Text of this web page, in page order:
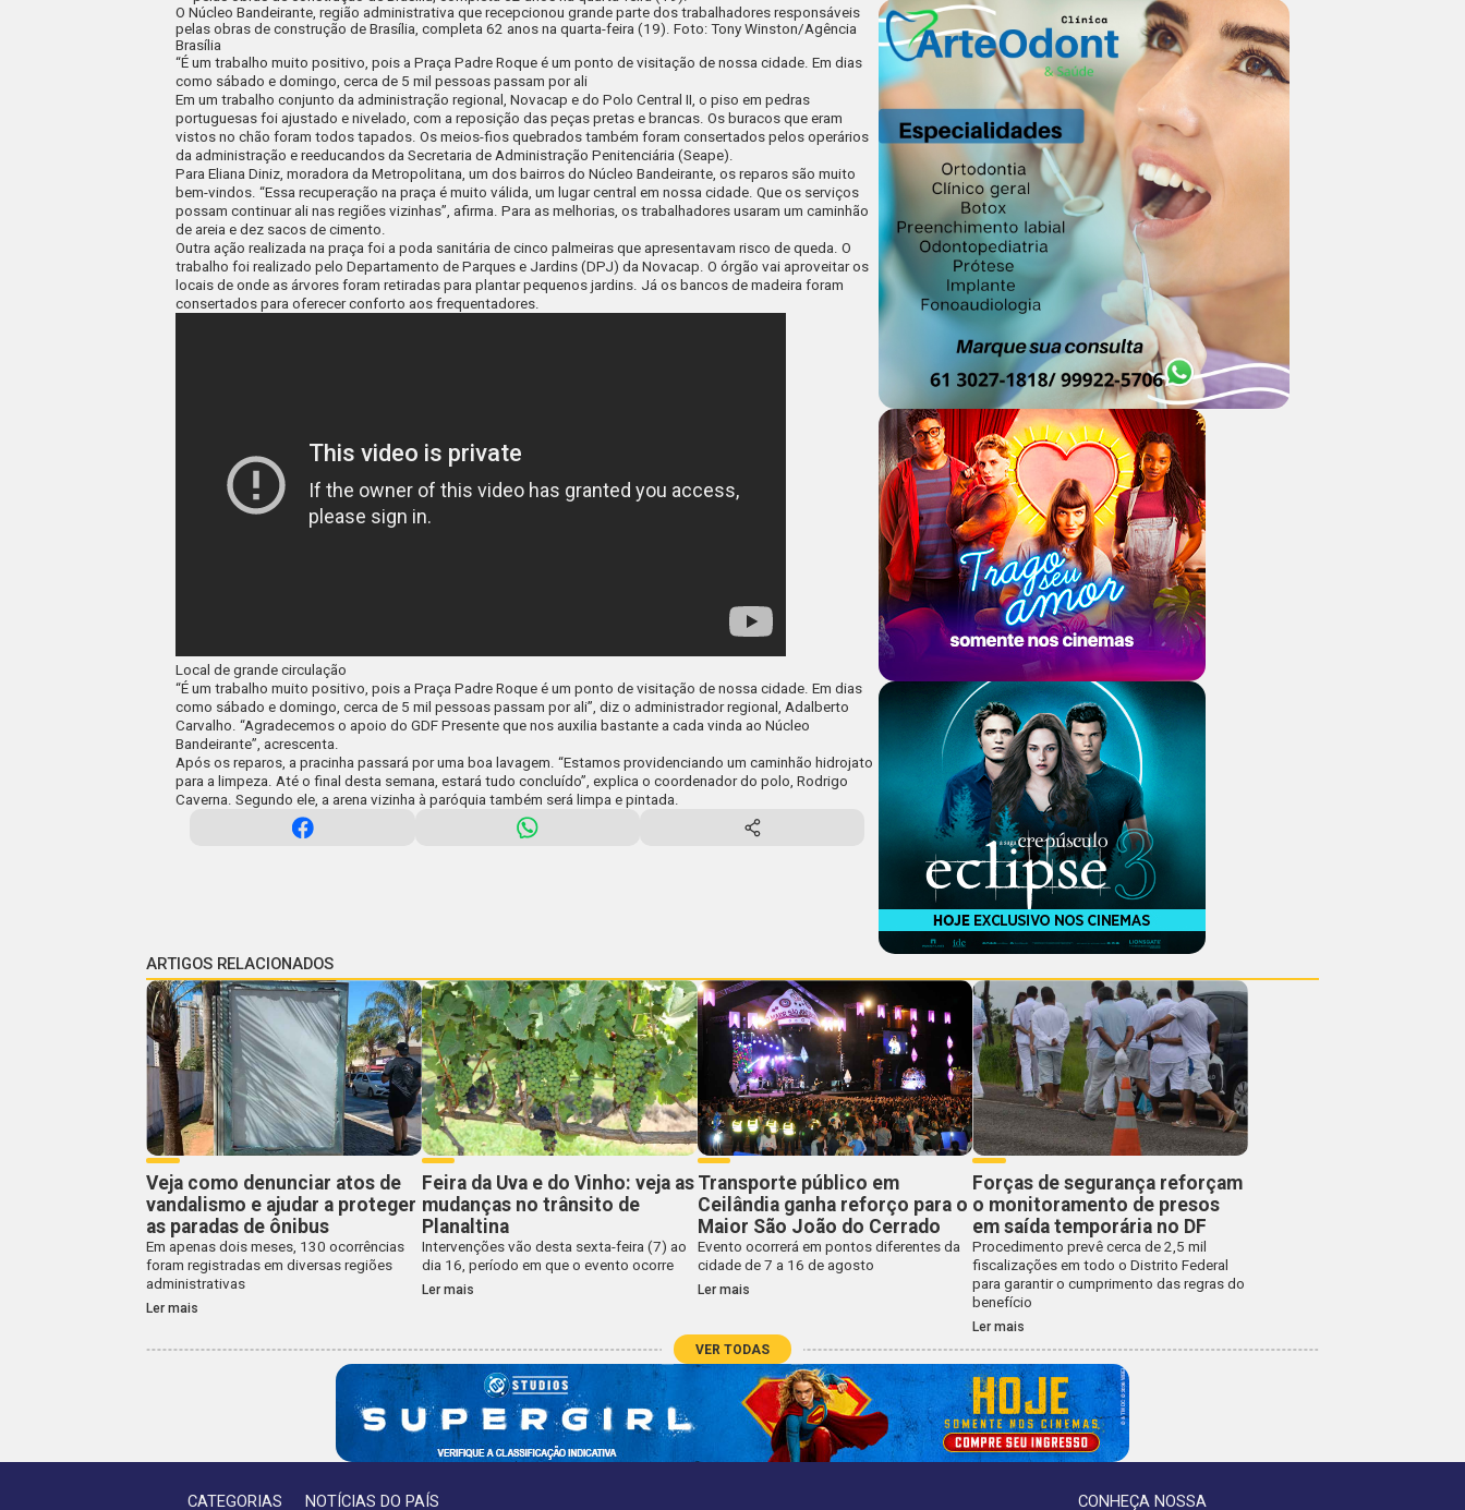
O Núcleo Bandeirante, região administrativa que recepcionou grande parte dos trabalhadores responsáveis
pelas obras de construção de Brasília, completa 62 anos na quarta-feira (19). Foto: Tony Winston/Agência
Brasília
“É um trabalho muito positivo, pois a Praça Padre Roque é um ponto de visitação de nossa cidade. Em dias
como sábado e domingo, cerca de 5 mil pessoas passam por ali
Em um trabalho conjunto da administração regional, Novacap e do Polo Central II, o piso em pedras
portuguesas foi ajustado e nivelado, com a reposição das peças pretas e brancas. Os buracos que eram
vistos no chão foram todos tapados. Os meios-fios quebrados também foram consertados pelos operários
da administração e reeducandos da Secretaria de Administração Penitenciária (Seape).
Para Eliana Diniz, moradora da Metropolitana, um dos bairros do Núcleo Bandeirante, os reparos são muito
bem-vindos. “Essa recuperação na praça é muito válida, um lugar central em nossa cidade. Que os serviços
possam continuar ali nas regiões vizinhas”, afirma. Para as melhorias, os trabalhadores usaram um caminhão
de areia e dez sacos de cimento.
Outra ação realizada na praça foi a poda sanitária de cinco palmeiras que apresentavam risco de queda. O
trabalho foi realizado pelo Departamento de Parques e Jardins (DPJ) da Novacap. O órgão vai aproveitar os
locais de onde as árvores foram retiradas para plantar pequenos jardins. Já os bancos de madeira foram
consertados para oferecer conforto aos frequentadores.
Local de grande circulação
“É um trabalho muito positivo, pois a Praça Padre Roque é um ponto de visitação de nossa cidade. Em dias
como sábado e domingo, cerca de 5 mil pessoas passam por ali”, diz o administrador regional, Adalberto
Carvalho. “Agradecemos o apoio doGDF Presente que nos auxilia bastante a cada vinda ao Núcleo
Bandeirante”, acrescenta.
Após os reparos, a pracinha passará por uma boa lavagem. “Estamos providenciando um caminhão hidrojato
para a limpeza. Até o final desta semana, estará tudo concluído”, explica o coordenador do polo, Rodrigo
Caverna. Segundo ele, a arena vizinha à paróquia também será limpa e pintada.
ARTIGOS RELACIONADOS
Veja como denunciar atos de
vandalismo e ajudar a proteger
as paradas de ônibus
Em apenas dois meses, 130 ocorrências
foram registradas em diversas regiões
administrativas
Ler mais
Feira da Uva e do Vinho: veja as
mudanças no trânsito de
Planaltina
Intervenções vão desta sexta-feira (7) ao
dia 16, período em que o evento ocorre
Ler mais
Transporte público em
Ceilândia ganha reforço para o
Maior São João do Cerrado
Evento ocorrerá em pontos diferentes da
cidade de 7 a 16 de agosto
Ler mais
Forças de segurança reforçam
o monitoramento de presos
em saída temporária no DF
Procedimento prevê cerca de 2,5 mil
fiscalizações em todo o Distrito Federal
para garantir o cumprimento das regras do
benefício
Ler mais
VER TODAS
CATEGORIAS NOTÍCIAS DO PAÍS CONHEÇA NOSSA